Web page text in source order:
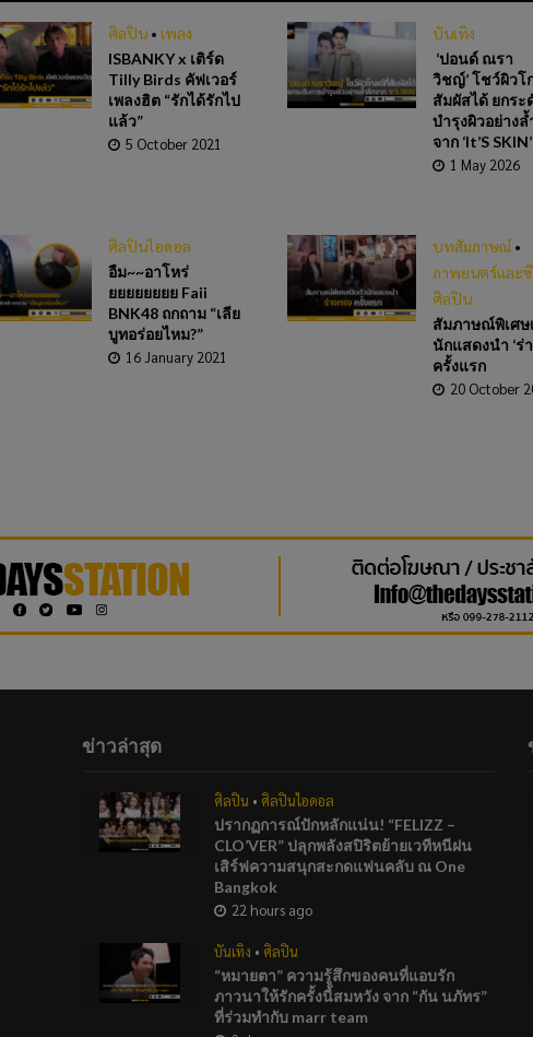
ศิลปิน • เพลง
ISBANKY x เติร์ด
Tilly Birds คัฟเวอร์
เพลงฮิต “รักได้รักไป
แล้ว”
5 October 2021
บันเทิง
‘ปอนด์ ณรา
วิชญ์’ โชว์ผิวโ
สัมผัสได้ ยกระ
บำรุงผิวอย่างล้
จาก ‘It’S SKIN’
1 May 2026
ศิลปินไอดอล
อืม~~อาโหร่
ยยยยยยยย Faii
BNK48 ถกถาม “เลีย
บูทอร่อยไหม?”
16 January 2021
บทสัมภาษณ์•
ภาพยนตร์และ
ศิลปิน
สัมภาษณ์พิเศษ
นักแสดงนำ ‘ร่า
ครั้งแรก
20 October
ข่าวล่าสุด
ศิลปิน • ศิลปินไอดอล
ปรากฏการณ์ปักหลักแน่น! “FELIZZ –
CLO’VER” ปลุกพลังสปิริตย้ายเวทีหนีฝน
เสิร์ฟความสนุกสะกดแฟนคลับ ณ One
Bangkok
22 hours ago
บันเทิง • ศิลปิน
“หมายตา” ความรู้สึกของคนที่แอบรัก
ภาวนาให้รักครั้งนี้สมหวัง จาก “กัน นภัทร”
ที่ร่วมทำกับ marr team